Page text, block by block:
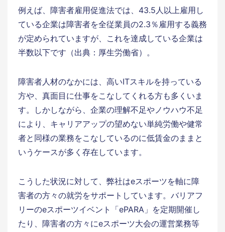
例えば、障害者雇用促進法では、43.5人以上雇用し
ている企業は障害者を全従業員の2.3％雇用する義務
が定められていますが、これを達成している企業は
半数以下です（出典：厚生労働省）。
障害者人材のなかには、高いITスキルを持っている
方や、真面目に仕事をこなしてくれる方も多くいま
す。しかしながら、企業の理解不足やノウハウ不足
により、キャリアアップの望めない単純労働や健常
者と同様の業務をこなしているのに低賃金のままと
いうケースが多く存在しています。
こうした状況に対して、弊社はeスポーツを軸に障
害者の方々の就労をサポートしています。バリアフ
リーのeスポーツイベント「ePARA」を定期開催し
たり、障害者の方々にeスポーツ大会の運営業務等